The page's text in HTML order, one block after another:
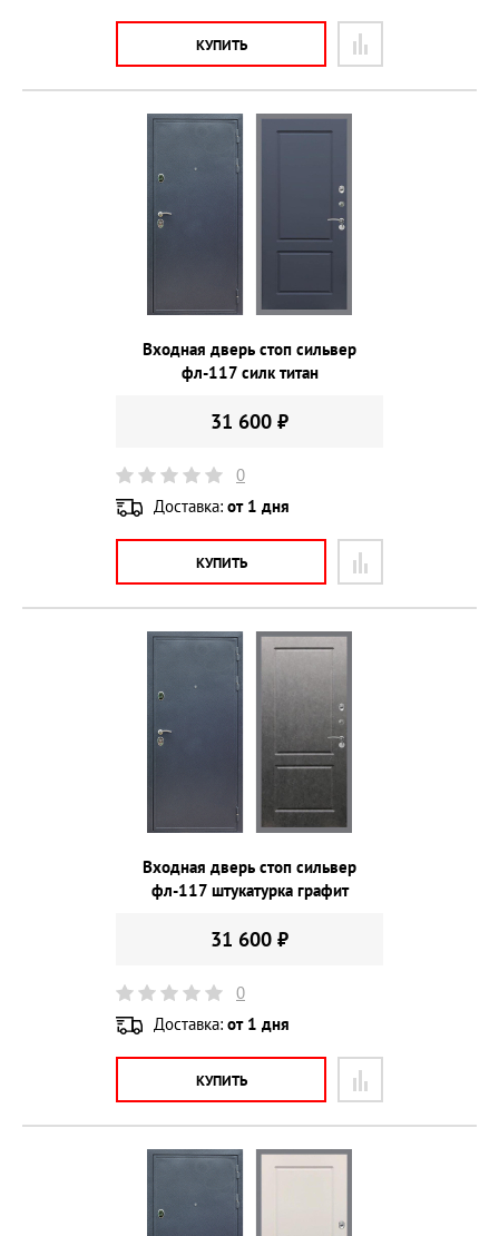
КУПИТЬ
Входная дверь стоп сильвер
фл-117 силк титан
31 600 ₽
0
Доставка: от 1 дня
КУПИТЬ
Входная дверь стоп сильвер
фл-117 штукатурка графит
31 600 ₽
0
Доставка: от 1 дня
КУПИТЬ